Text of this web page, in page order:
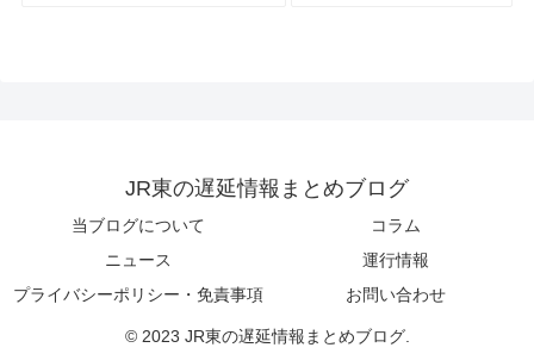
JR東の遅延情報まとめブログ
当ブログについて
コラム
ニュース
運行情報
プライバシーポリシー・免責事項
お問い合わせ
© 2023 JR東の遅延情報まとめブログ.